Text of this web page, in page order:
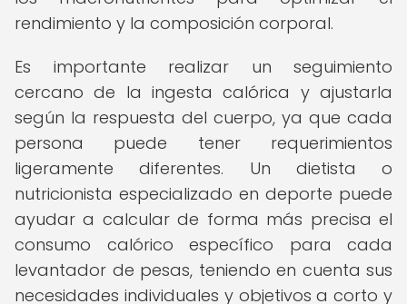
rendimiento y la composición corporal.
Es importante realizar un seguimiento
cercano de la ingesta calórica y ajustarla
según la respuesta del cuerpo, ya que cada
persona puede tener requerimientos
ligeramente diferentes. Un dietista o
nutricionista especializado en deporte puede
ayudar a calcular de forma más precisa el
consumo calórico específico para cada
levantador de pesas, teniendo en cuenta sus
necesidades individuales y objetivos a corto y